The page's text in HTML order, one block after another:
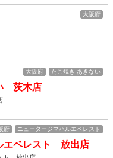
大阪府
大阪府 たこ焼き あきない
茨木店
府 ニュータージマハルエベレスト
エベレスト 放出店